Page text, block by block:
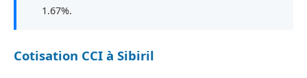
1.67%.
Cotisation CCI à Sibiril